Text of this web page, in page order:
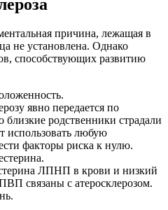
причина, лежащая в
не установлена. Однако
способствующих развитию
явно передается по
близкие родственники страдали
использовать любую
факторы риска к нулю.
ЛПНП в крови и низкий
связаны с атеросклерозом.